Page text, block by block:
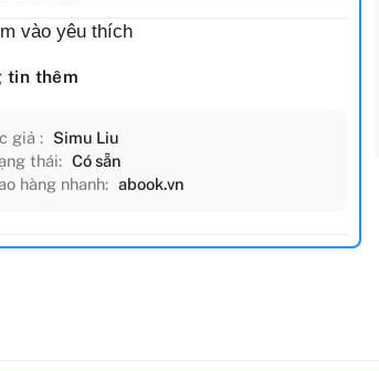
vào yêu thích
tin thêm
giả : Simu Liu
thái: Có sẵn
hàng nhanh: abook.vn